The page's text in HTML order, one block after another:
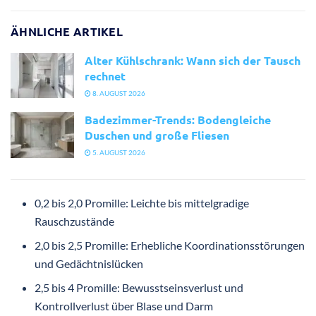
ÄHNLICHE ARTIKEL
Alter Kühlschrank: Wann sich der Tausch
rechnet
8. AUGUST 2026
Badezimmer-Trends: Bodengleiche
Duschen und große Fliesen
5. AUGUST 2026
0,2 bis 2,0 Promille: Leichte bis mittelgradige
Rauschzustände
2,0 bis 2,5 Promille: Erhebliche Koordinationsstörungen
und Gedächtnislücken
2,5 bis 4 Promille: Bewusstseinsverlust und
Kontrollverlust über Blase und Darm